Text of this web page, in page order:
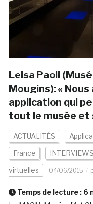
Leisa Paoli
Mougins): «
application qui
tout le musée et
ACTUALITÉS
France
virtuelles 04/06/2015
Temps de lecture : 6